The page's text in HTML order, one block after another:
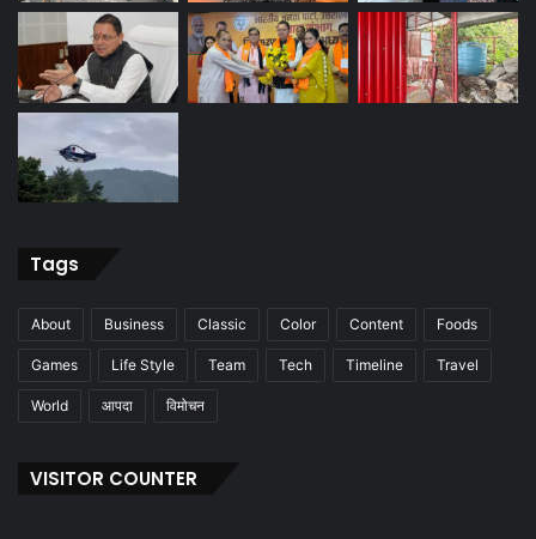
Tags
About Business Classic Color Content Foods
Games Life Style Team Tech Timeline Travel
World आपदा विमोचन
VISITOR COUNTER